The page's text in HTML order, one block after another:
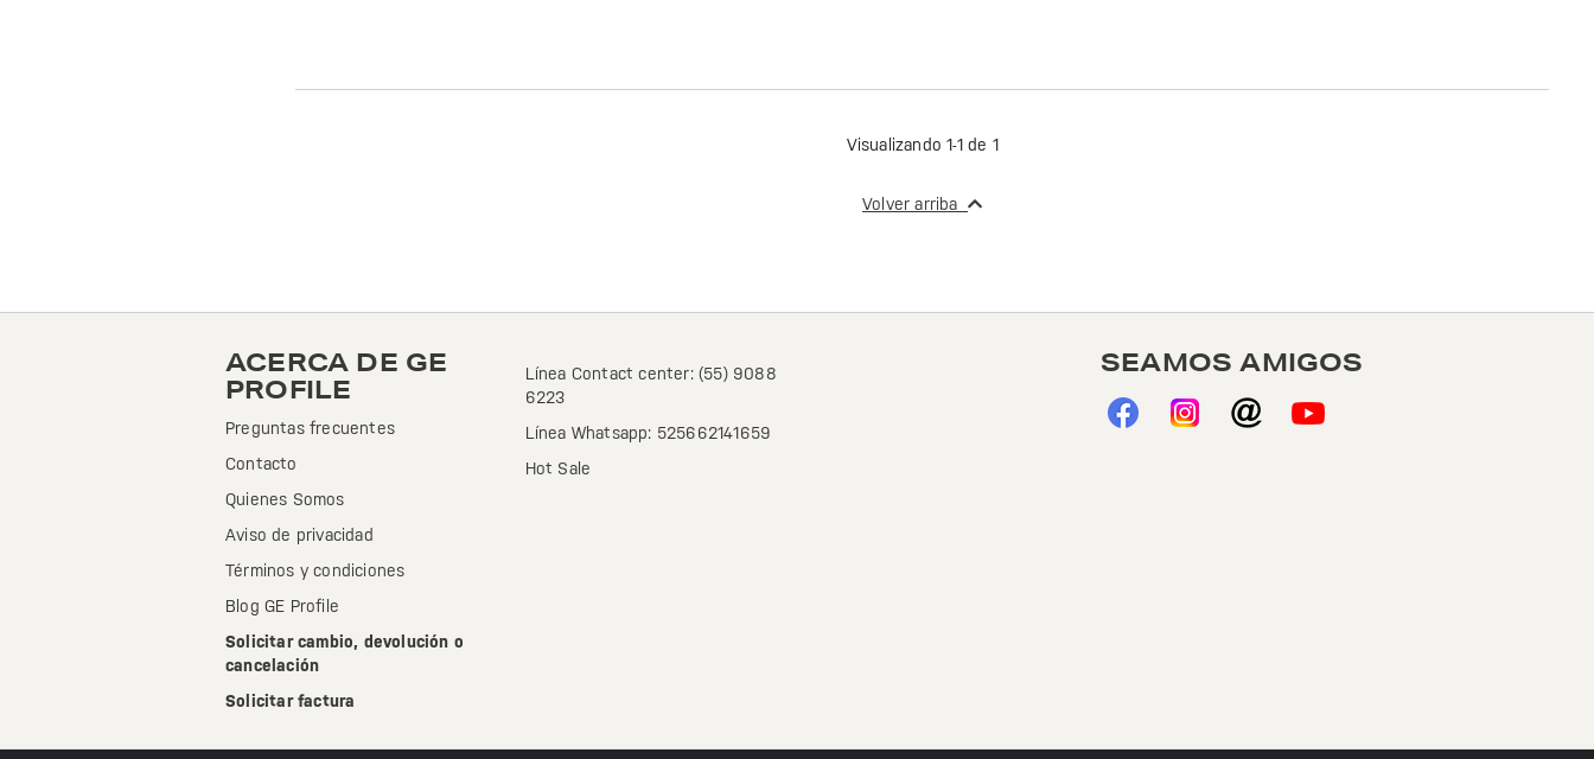
Visualizando 1-1 de 1
Volver arriba
ACERCA DE GE
PROFILE
Preguntas frecuentes
Contacto
Quienes Somos
Aviso de privacidad
Términos y condiciones
Blog GE Profile
Solicitar cambio, devolución o
cancelación
Solicitar factura
Línea Contact center: (55) 9088
6223
Línea Whatsapp: 525662141659
Hot Sale
SEAMOS AMIGOS